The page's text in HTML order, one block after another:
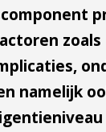
zoals
namelijk